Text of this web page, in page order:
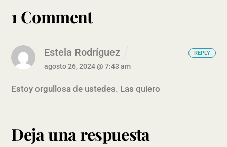
1 Comment
Estela Rodríguez
agosto 26, 2024 @ 7:43 am
Estoy orgullosa de ustedes. Las quiero
REPLY
Deja una respuesta